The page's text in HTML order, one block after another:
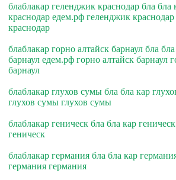
блаблакар геленджик краснодар бла бла
краснодар едем.рф геленджик
краснодар
блаблакар горно алтайск барнаул бла
барнаул едем.рф горно алтайск барнаул
барнаул
блаблакар глухов сумы бла бла кар
глухов сумы глухов сумы
блаблакар геническ бла бла кар
геническ
блаблакар германия бла бла кар
германия германия